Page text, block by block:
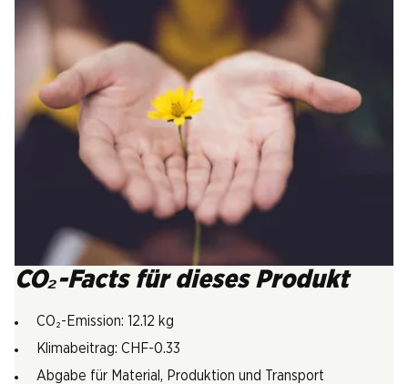
CO₂-Facts für dieses Produkt
CO₂-Emission: 12.12 kg
Klimabeitrag: CHF-0.33
Abgabe für Material, Produktion und Transport